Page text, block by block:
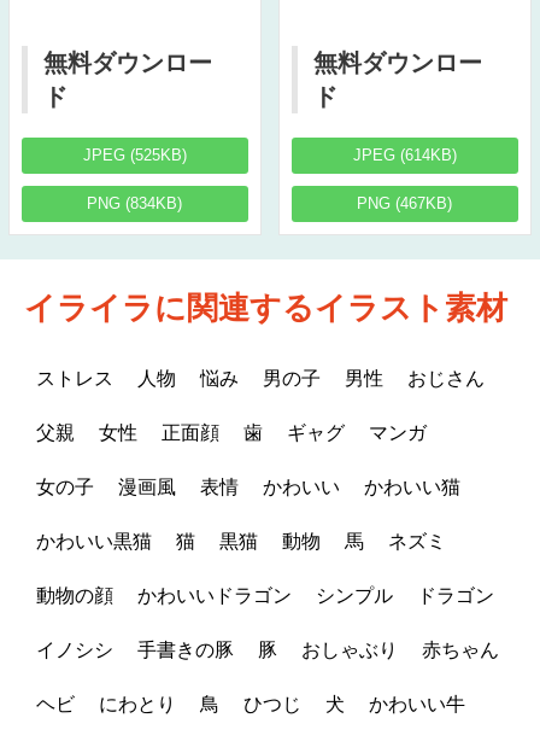
無料ダウンロー
ド
JPEG (525KB)
PNG (834KB)
無料ダウンロー
ド
JPEG (614KB)
PNG (467KB)
イライラに関連するイラスト素材
ストレス 人物 悩み 男の子 男性 おじさん
父親 女性 正面顔 歯 ギャグ マンガ
女の子 漫画風 表情 かわいい かわいい猫
かわいい黒猫 猫 黒猫 動物 馬 ネズミ
動物の顔 かわいいドラゴン シンプル ドラゴン
イノシシ 手書きの豚 豚 おしゃぶり 赤ちゃん
ヘビ にわとり 鳥 ひつじ 犬 かわいい牛